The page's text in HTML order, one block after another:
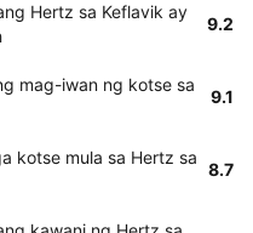
Hertz sa Keflavik ay
9.2
mag-iwan ng kotse sa
9.1
kotse mula sa Hertz sa
8.7